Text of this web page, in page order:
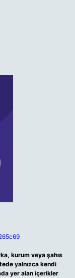
kurum veya şahıs
yalnızca kendi
yer alan içerikler